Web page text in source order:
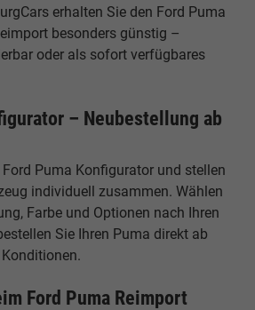
erhalten Sie den Ford Puma
besonders günstig –
oder als sofort verfügbares
– Neubestellung ab
Puma Konfigurator und stellen
individuell zusammen. Wählen
Farbe und Optionen nach Ihren
Sie Ihren Puma direkt ab
Ford Puma Reimport